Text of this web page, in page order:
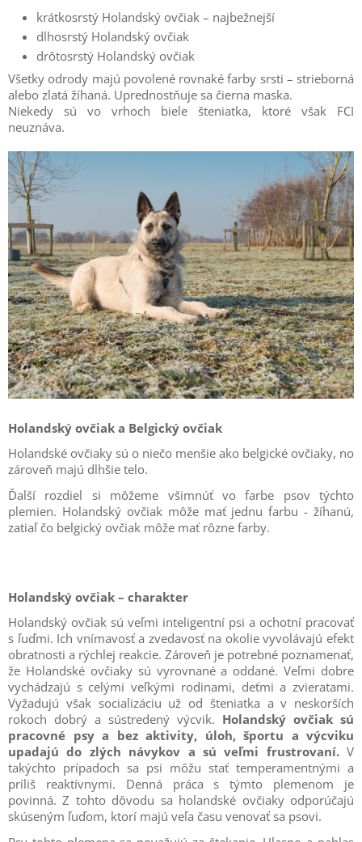
krátkosrstý Holandský ovčiak – najbežnejší
dlhosrstý Holandský ovčiak
drôtosrstý Holandský ovčiak
Všetky odrody majú povolené rovnaké farby srsti – strieborná
alebo zlatá žíhaná. Uprednostňuje sa čierna maska.
Niekedy sú vo vrhoch biele šteniatka, ktoré však FCI
neuznáva.
Holandský ovčiak a Belgický ovčiak
Holandské ovčiaky sú o niečo menšie ako belgické ovčiaky, no
zároveň majú dlhšie telo.
Ďalší rozdiel si môžeme všimnúť vo farbe psov týchto
plemien. Holandský ovčiak môže mať jednu farbu - žíhanú,
zatiaľ čo belgický ovčiak môže mať rôzne farby.
Holandský ovčiak – charakter
Holandský ovčiak sú veľmi inteligentní psi a ochotní pracovať
s ľuďmi. Ich vnímavosť a zvedavosť na okolie vyvolávajú efekt
obratnosti a rýchlej reakcie. Zároveň je potrebné poznamenať,
že Holandské ovčiaky sú vyrovnané a oddané. Veľmi dobre
vychádzajú s celými veľkými rodinami, deťmi a zvieratami.
Vyžadujú však socializáciu už od šteniatka a v neskorších
rokoch dobrý a sústredený výcvik. Holandský ovčiak sú
pracovné psy a bez aktivity, úloh, športu a výcviku
upadajú do zlých návykov a sú veľmi frustrovaní.V
takýchto prípadoch sa psi môžu stať temperamentnými a
príliš reaktívnymi. Denná práca s týmto plemenom je
povinná. Z tohto dôvodu sa holandské ovčiaky odporúčajú
skúseným ľuďom, ktorí majú veľa času venovať sa psovi.